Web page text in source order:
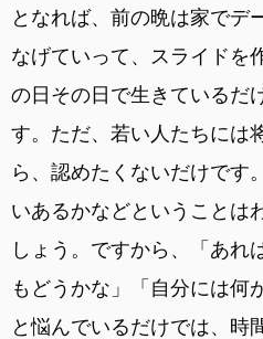
となれば、前の晩は家でデ
なげていって、スライドを
の日その日で生きているだ
す。ただ、若い人たちには
ら、認めたくないだけです
いあるかなどということは
しょう。ですから、「あれ
もどうかな」「自分には何
と悩んでいるだけでは、時